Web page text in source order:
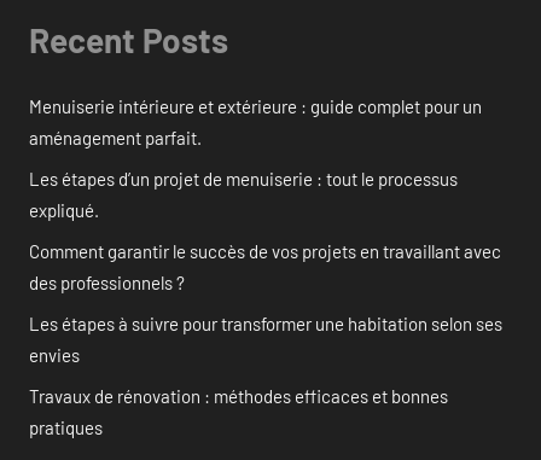
Recent Posts
Menuiserie intérieure et extérieure : guide complet pour un
aménagement parfait.
Les étapes d’un projet de menuiserie : tout le processus
expliqué.
Comment garantir le succès de vos projets en travaillant avec
des professionnels ?
Les étapes à suivre pour transformer une habitation selon ses
envies
Travaux de rénovation : méthodes efficaces et bonnes
pratiques